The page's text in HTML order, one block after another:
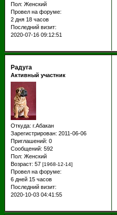
Пол: Женский
Провел на форуме:
2 дня 18 часов
Последний визит:
2020-07-16 09:12:51
Радуга
Активный участник
Откуда: г.Абакан
Зарегистрирован: 2011-06-06
Приглашений: 0
Сообщений: 592
Пол: Женский
Возраст: 57 [1968-12-14]
Провел на форуме:
6 дней 15 часов
Последний визит:
2020-10-03 04:41:55